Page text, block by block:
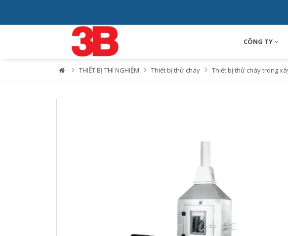
CÔNG TY
THIẾT BỊ THÍ NGHIỆM Thiết bị thử cháy Thiết bị thử cháy trong